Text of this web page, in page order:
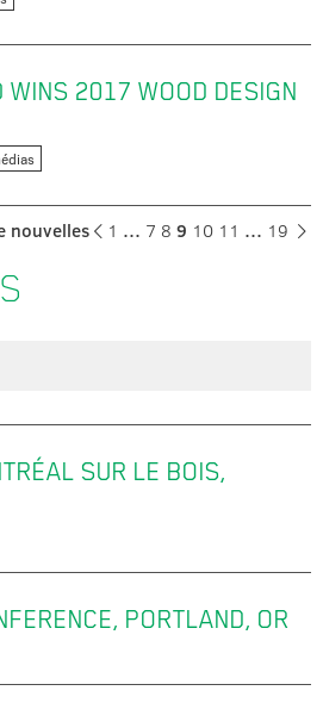
WINS 2017 WOOD DESIGN
nouvelles 1 … 7 8 9 10 11 … 19
SUR LE BOIS,
PORTLAND, OR